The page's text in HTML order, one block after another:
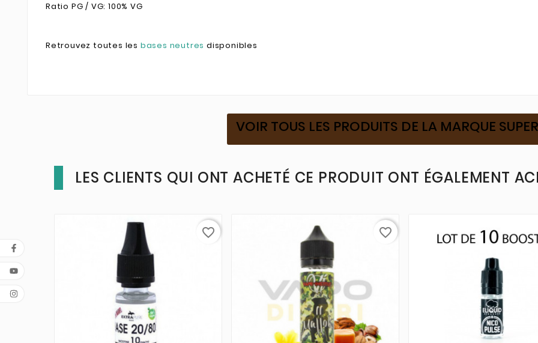
Ratio PG / VG: 100% VG
Retrouvez toutes les bases neutresdisponibles
VOIR TOUS LES PRODUITS DE LA MARQUE
LES CLIENTS QUI ONT ACHETÉ CE PRODUIT ONT ÉGALEMENT
favorite_border favorite_border